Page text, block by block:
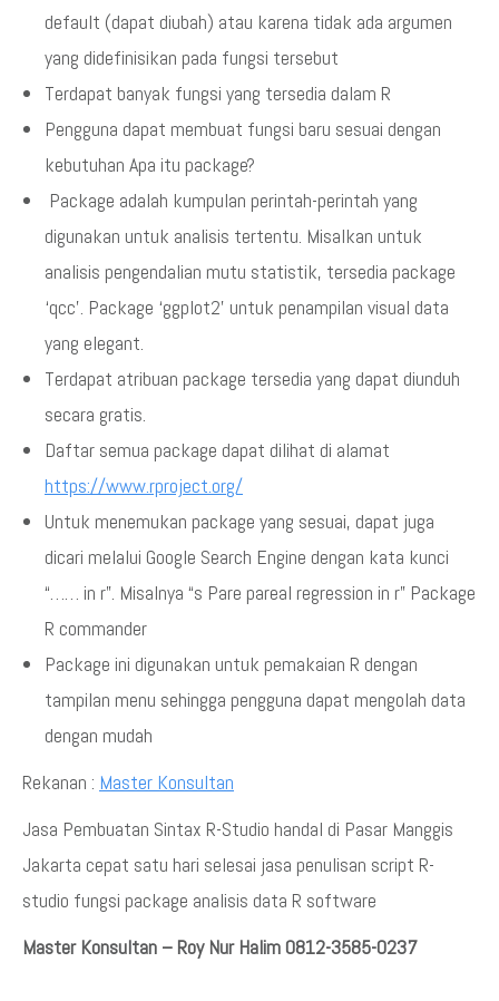
default (dapat diubah) atau karena tidak ada argumen
yang didefinisikan pada fungsi tersebut
Terdapat banyak fungsi yang tersedia dalam R
Pengguna dapat membuat fungsi baru sesuai dengan
kebutuhan Apa itu package?
Package adalah kumpulan perintah-perintah yang
digunakan untuk analisis tertentu. Misalkan untuk
analisis pengendalian mutu statistik, tersedia package
‘qcc’. Package ‘ggplot2’ untuk penampilan visual data
yang elegant.
Terdapat atribuan package tersedia yang dapat diunduh
secara gratis.
Daftar semua package dapat dilihat di alamat
https://www.rproject.org/
Untuk menemukan package yang sesuai, dapat juga
dicari melalui Google Search Engine dengan kata kunci
“…… in r”. Misalnya “s Pare pareal regression in r” Package
R commander
Package ini digunakan untuk pemakaian R dengan
tampilan menu sehingga pengguna dapat mengolah data
dengan mudah
Rekanan : Master Konsultan
Jasa Pembuatan Sintax R-Studio handal di Pasar Manggis
Jakarta cepat satu hari selesai jasa penulisan script R-
studio fungsi package analisis data R software
Master Konsultan – Roy Nur Halim 0812-3585-0237